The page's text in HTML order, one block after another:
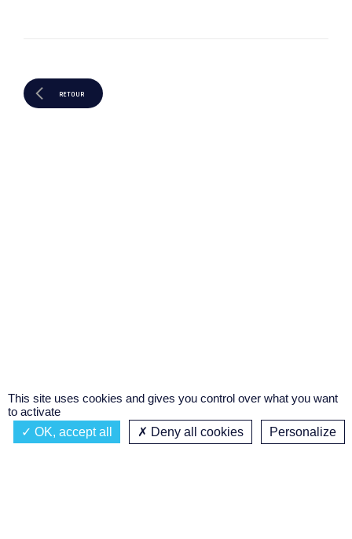
Émission à l'antenne
RETOUR
Actualités À propos
This site uses cookies and gives you control over what you want
to activate
OK, accept all
Deny all cookies
Personalize